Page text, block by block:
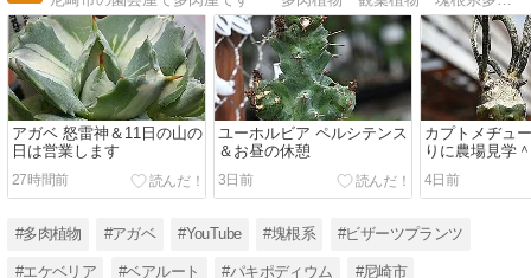
アガベ 怒雷神＆11日の山の
日は営業します
27時間前
ユーホルビア ペルシテンス
＆お昼の休憩
3日前
カプトメヂュ
りに農場見学
4日前
#多肉植物 #アガベ #YouTube #塊根系 #ビザーツプランツ
#エケベリア #ベアルート #パキポディウム #尼崎市